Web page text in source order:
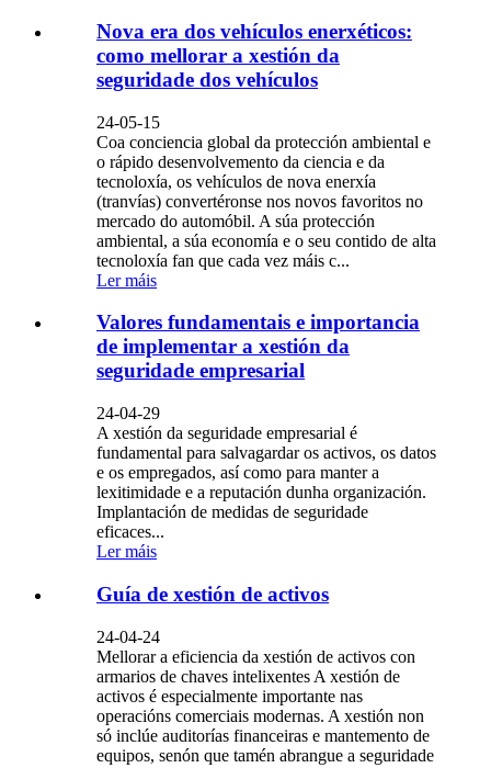
Nova era dos vehículos enerxéticos:
como mellorar a xestión da
seguridade dos vehículos
24-05-15
Coa conciencia global da protección ambiental e
o rápido desenvolvemento da ciencia e da
tecnoloxía, os vehículos de nova enerxía
(tranvías) convertéronse nos novos favoritos no
mercado do automóbil. A súa protección
ambiental, a súa economía e o seu contido de alta
tecnoloxía fan que cada vez máis c...
Ler máis
Valores fundamentais e importancia
de implementar a xestión da
seguridade empresarial
24-04-29
A xestión da seguridade empresarial é
fundamental para salvagardar os activos, os datos
e os empregados, así como para manter a
lexitimidade e a reputación dunha organización.
Implantación de medidas de seguridade
eficaces...
Ler máis
Guía de xestión de activos
24-04-24
Mellorar a eficiencia da xestión de activos con
armarios de chaves intelixentes A xestión de
activos é especialmente importante nas
operacións comerciais modernas. A xestión non
só inclúe auditorías financeiras e mantemento de
equipos, senón que tamén abrangue a seguridade